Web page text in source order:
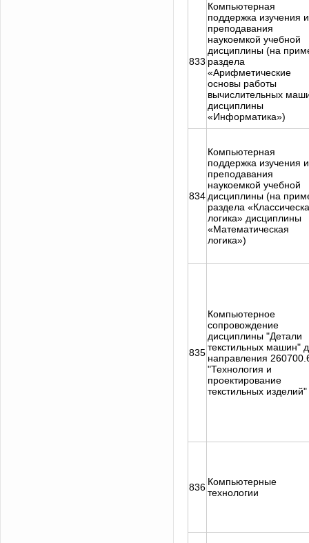
833
Компьютерная
поддержка изучения и
преподавания
наукоемкой учебной
дисциплины (на
раздела
«Арифметические
основы работы
вычислительных
дисциплины
«Информатика»)
834
Компьютерная
поддержка изучения и
преподавания
наукоемкой учебной
дисциплины (на
раздела
логика» дисциплины
«Математическая
логика»)
835
Компьютерное
сопровождение
дисциплины "Детали
текстильных машин"
направления
"Технология и
проектирование
текстильных изделий"
836 Компьютерные
технологии